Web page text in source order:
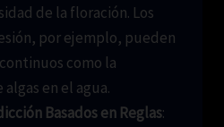
de la floración. Los
por ejemplo, pueden
como la
en el agua.
Basados en Reglas: